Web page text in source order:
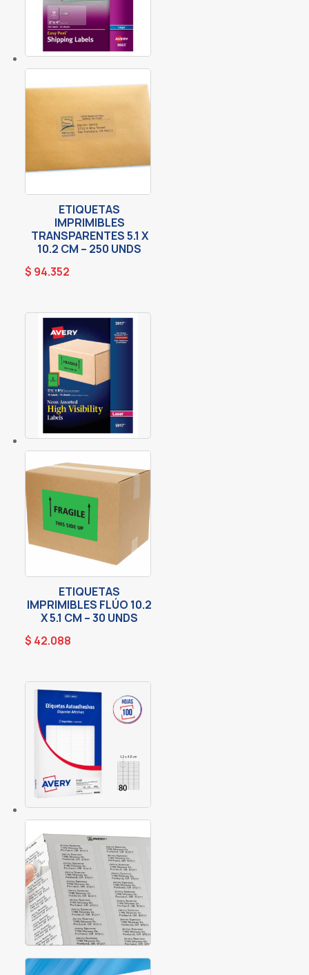
ETIQUETAS
IMPRIMIBLES
TRANSPARENTES 5.1 X
10.2 CM – 250 UNDS
$ 94.352
ETIQUETAS
IMPRIMIBLES FLÚO 10.2
X 5.1 CM – 30 UNDS
$ 42.088